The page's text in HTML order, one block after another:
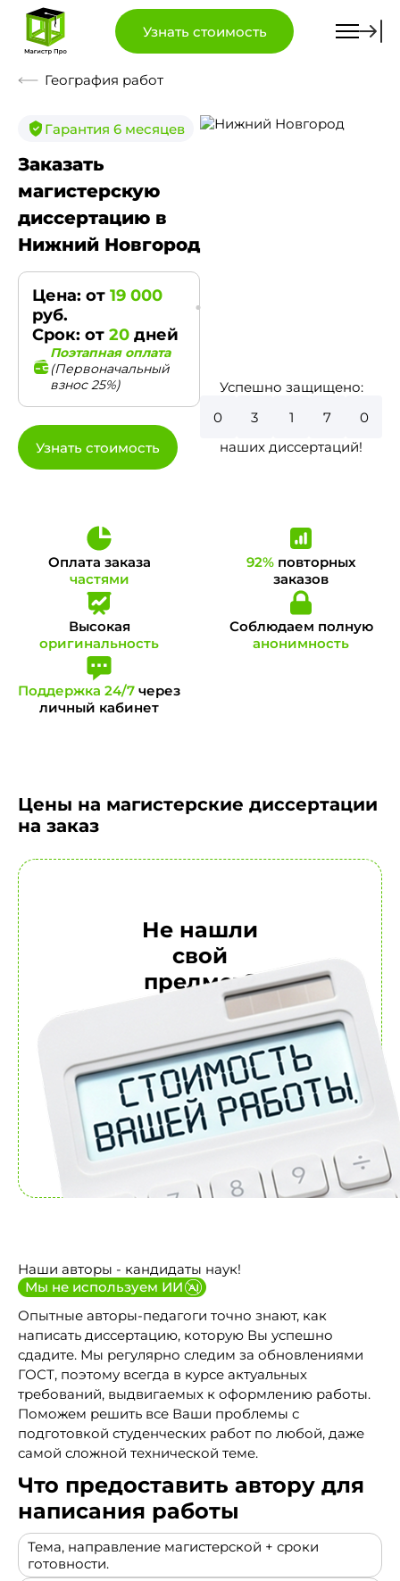
Узнать стоимость
География работ
Гарантия 6 месяцев
Заказать
магистерскую
диссертацию в
Нижний Новгород
Цена: от 19 000
руб.
Срок: от 20 дней
Поэтапная оплата
(Первоначальный
взнос 25%)
Узнать стоимость
Успешно защищено:
8
7
6
3
0
наших диссертаций!
Оплата заказа
частями
92% повторных
заказов
Высокая
оригинальность
Соблюдаем полную
анонимность
Поддержка 24/7 через
личный кабинет
Цены на магистерские диссертации
на заказ
Не нашли
свой
предмет?
Обратитесь за
расчетом к
персональному
менеджеру
Рассчитать
стоимость
Наши авторы - кандидаты наук!
Мы не используем ИИ
Опытные авторы-педагоги точно знают, как
написать диссертацию, которую Вы успешно
сдадите. Мы регулярно следим за обновлениями
ГОСТ, поэтому всегда в курсе актуальных
требований, выдвигаемых к оформлению работы.
Поможем решить все Ваши проблемы с
подготовкой студенческих работ по любой, даже
самой сложной технической теме.
Что предоставить автору для
написания работы
Тема, направление магистерской + сроки
готовности.